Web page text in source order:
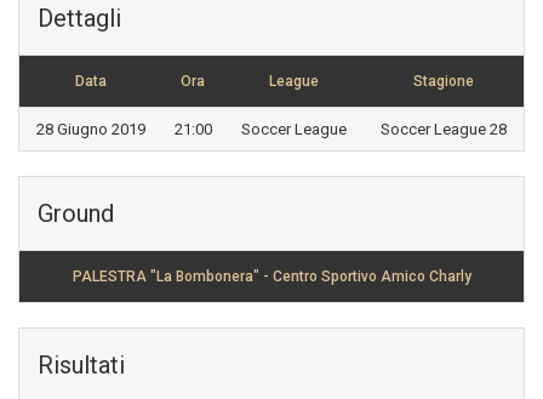
Dettagli
Data Ora League Stagione
28 Giugno 2019 21:00 Soccer League Soccer League 28
Ground
PALESTRA "La Bombonera" - Centro Sportivo Amico Charly
Risultati